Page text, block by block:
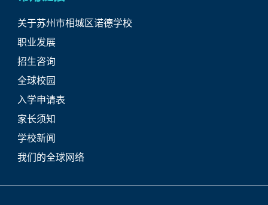
关于苏州市相城区诺德学校
职业发展
招生咨询
全球校园
入学申请表
家长须知
学校新闻
我们的全球网络